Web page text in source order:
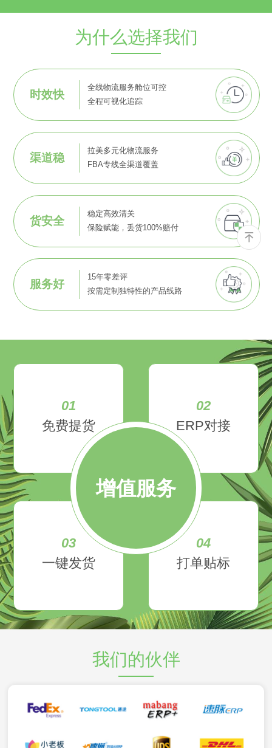
为什么选择我们
时效快
全线物流服务舱位可控
全程可视化追踪
渠道稳
拉美多元化物流服务
FBA专线全渠道覆盖
货安全
稳定高效清关
保险赋能，丢货100%赔付
服务好
15年零差评
按需定制独特性的产品线路
增值服务
01
免费提货
02
ERP对接
03
一键发货
04
打单贴标
我们的伙伴